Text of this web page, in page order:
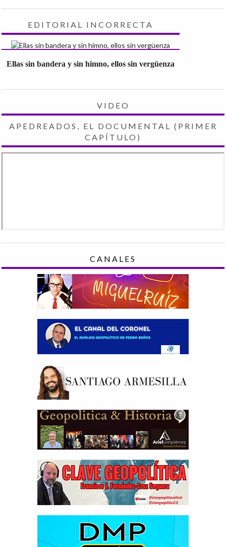
EDITORIAL INCORRECTA
Ellas sin bandera y sin himno, ellos sin vergüenza
VIDEO
APEDREADOS, EL DOCUMENTAL (PRIMER
CAPÍTULO)
CANALES